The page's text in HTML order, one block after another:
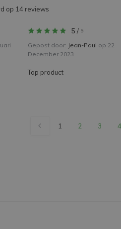
op 14 reviews
5 / 5
Gepost door: Jean-Paul op 22
December 2023
Top product
1 2 3 4